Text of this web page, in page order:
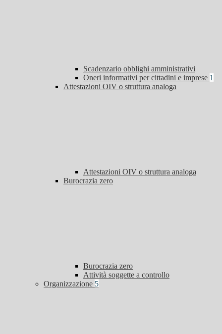
Scadenzario obblighi amministrativi
Oneri informativi per cittadini e imprese 1
Attestazioni OIV o struttura analoga
Attestazioni OIV o struttura analoga
Burocrazia zero
Burocrazia zero
Attività soggette a controllo
Organizzazione 5